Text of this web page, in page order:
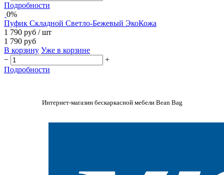
Подробности
0%
Пуфик Складной Светло-Бежевый ЭкоКожа
1 790 руб / шт
1 790 руб
В корзину Уже в корзине
−
+
Подробности
Интернет-магазин бескаркасной мебели Bean Bag